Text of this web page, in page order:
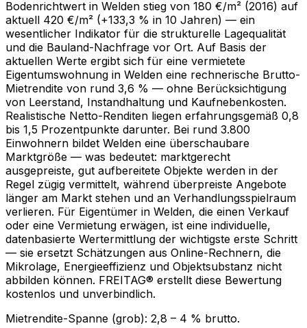
Bodenrichtwert in Welden stieg von 180 €/m² (2016) auf
aktuell 420 €/m² (+133,3 % in 10 Jahren) — ein
wesentlicher Indikator für die strukturelle Lagequalität
und die Bauland-Nachfrage vor Ort. Auf Basis der
aktuellen Werte ergibt sich für eine vermietete
Eigentumswohnung in Welden eine rechnerische Brutto-
Mietrendite von rund 3,6 % — ohne Berücksichtigung
von Leerstand, Instandhaltung und Kaufnebenkosten.
Realistische Netto-Renditen liegen erfahrungsgemäß 0,8
bis 1,5 Prozentpunkte darunter. Bei rund 3.800
Einwohnern bildet Welden eine überschaubare
Marktgröße — was bedeutet: marktgerecht
ausgepreiste, gut aufbereitete Objekte werden in der
Regel zügig vermittelt, während überpreiste Angebote
länger am Markt stehen und an Verhandlungsspielraum
verlieren. Für Eigentümer in Welden, die einen Verkauf
oder eine Vermietung erwägen, ist eine individuelle,
datenbasierte Wertermittlung der wichtigste erste Schritt
— sie ersetzt Schätzungen aus Online-Rechnern, die
Mikrolage, Energieeffizienz und Objektsubstanz nicht
abbilden können. FREITAG® erstellt diese Bewertung
kostenlos und unverbindlich.
Mietrendite-Spanne (grob): 2,8 – 4 % brutto.